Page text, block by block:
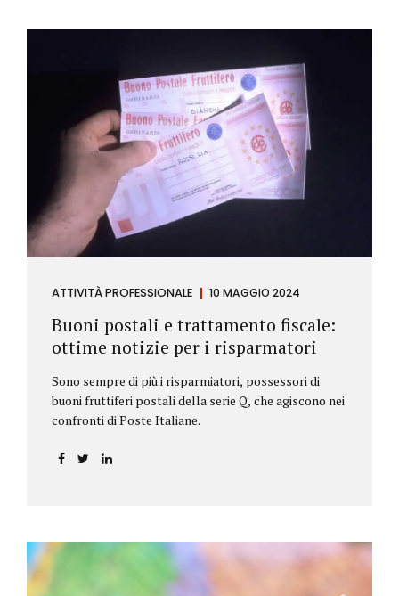
ATTIVITÀ PROFESSIONALE 10 MAGGIO 2024
Buoni postali e trattamento fiscale:
ottime notizie per i risparmatori
Sono sempre di più i risparmiatori, possessori di
buoni fruttiferi postali della serie Q, che agiscono nei
confronti di Poste Italiane.